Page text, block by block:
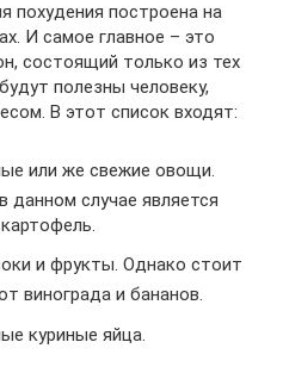
похудения построена на
И самое главное – это
состоящий только из тех
полезны человеку,
В этот список входят:
или же свежие овощи.
данном случае является
картофель.
и фрукты. Однако стоит
винограда и бананов.
куриные яйца.